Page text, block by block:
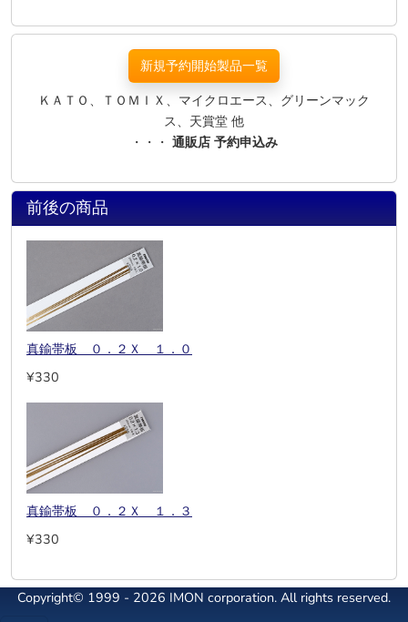
新規予約開始製品一覧
ＫＡＴＯ、ＴＯＭＩＸ、マイクロエース、グリーンマック
ス、天賞堂 他
・・・ 通販店 予約申込み
前後の商品
真鍮帯板 ０．２Ｘ １．０
¥330
真鍮帯板 ０．２Ｘ １．３
¥330
Copyright© 1999 - 2026 IMON corporation. All rights reserved.